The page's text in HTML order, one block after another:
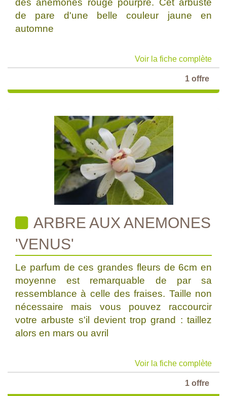
des anémones rouge pourpre. Cet arbuste
de pare d'une belle couleur jaune en
automne
Voir la fiche complète
1 offre
ARBRE AUX ANEMONES
'VENUS'
Le parfum de ces grandes fleurs de 6cm en
moyenne est remarquable de par sa
ressemblance à celle des fraises. Taille non
nécessaire mais vous pouvez raccourcir
votre arbuste s'il devient trop grand : taillez
alors en mars ou avril
Voir la fiche complète
1 offre